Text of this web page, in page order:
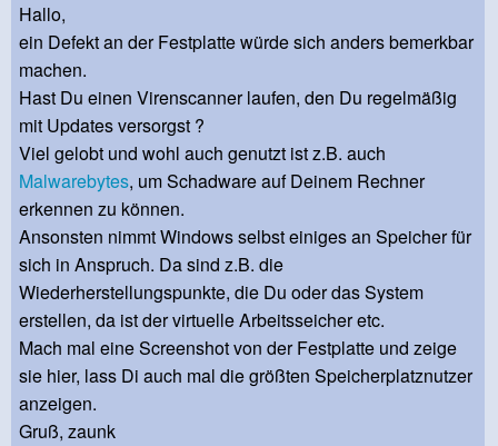
Hallo,
ein Defekt an der Festplatte würde sich anders bemerkbar
machen.
Hast Du einen Virenscanner laufen, den Du regelmäßig
mit Updates versorgst ?
Viel gelobt und wohl auch genutzt ist z.B. auch
Malwarebytes, um Schadware auf Deinem Rechner
erkennen zu können.
Ansonsten nimmt Windows selbst einiges an Speicher für
sich in Anspruch. Da sind z.B. die
Wiederherstellungspunkte, die Du oder das System
erstellen, da ist der virtuelle Arbeitsseicher etc.
Mach mal eine Screenshot von der Festplatte und zeige
sie hier, lass Di auch mal die größten Speicherplatznutzer
anzeigen.
Gruß, zaunk